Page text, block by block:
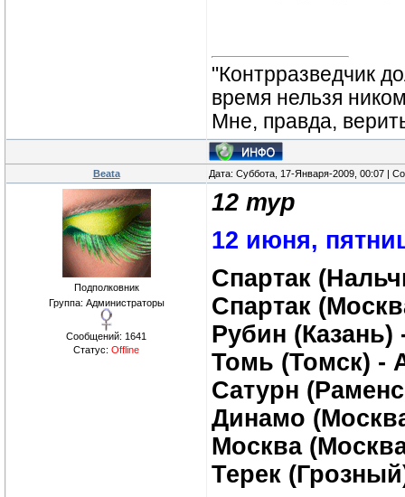
"Контрразведчик
время нельзя
Мне, правда,
Beata Дата: Суббота, 17-Января-2009, 00:07 |
Подполковник
Группа: Администраторы
Сообщений: 1641
Статус: Offline
12 тур
12 июня,
Спартак
Спартак
Рубин (Казань)
Томь (Томск) -
Сатурн
Динамо
Москва
Терек